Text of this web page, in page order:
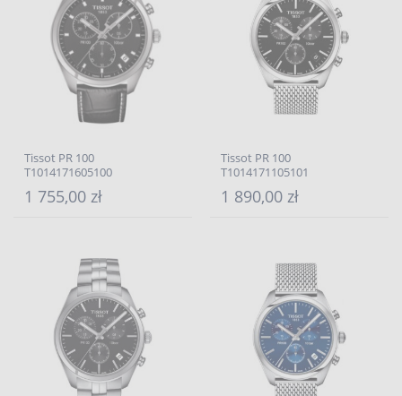
Tissot PR 100
T1014171605100
1 755,00 zł
Tissot PR 100
T1014171105101
1 890,00 zł